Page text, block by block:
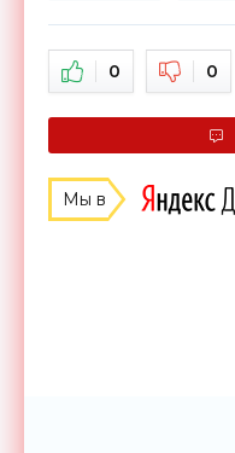
0 0
Мы в